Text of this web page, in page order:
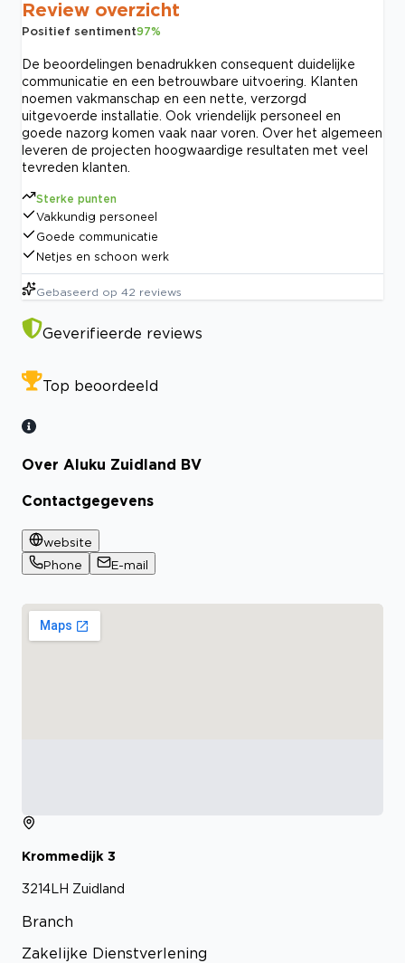
Review overzicht
Positief sentiment97%
De beoordelingen benadrukken consequent duidelijke
communicatie en een betrouwbare uitvoering. Klanten
noemen vakmanschap en een nette, verzorgd
uitgevoerde installatie. Ook vriendelijk personeel en
goede nazorg komen vaak naar voren. Over het algemeen
leveren de projecten hoogwaardige resultaten met veel
tevreden klanten.
Sterke punten
Vakkundig personeel
Goede communicatie
Netjes en schoon werk
Gebaseerd op 42 reviews
Geverifieerde reviews
Top beoordeeld
Over Aluku Zuidland BV
Contactgegevens
website
Phone
E-mail
Krommedijk 3
3214LH Zuidland
Branch
Zakelijke Dienstverlening